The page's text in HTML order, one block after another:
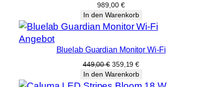
989,00 €
In den Warenkorb
AngebotProdukt
im
Angebot
Bluelab Guardian Monitor Wi-Fi
449,00€ Ursprünglicher
Preis
war:
359,19€Aktueller
Preis
ist:
In den Warenkorb